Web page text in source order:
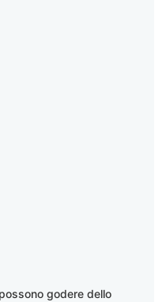
godere dello